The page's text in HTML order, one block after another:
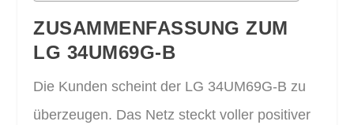
ZUSAMMENFASSUNG ZUM
LG 34UM69G-B
Die Kunden scheint der LG 34UM69G-B zu
überzeugen. Das Netz steckt voller positiver